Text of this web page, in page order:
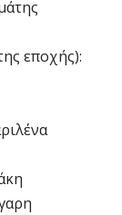
εποχής):